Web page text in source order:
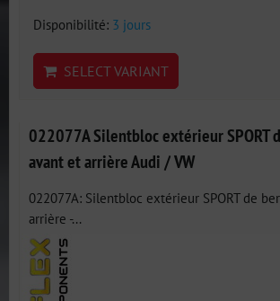
Disponibilité: 3 jours
SELECT VARIANT
022077A Silentbloc extérieur SPORT
avant et arrière Audi / VW
022077A: Silentbloc extérieur SPORT de
arrière -...